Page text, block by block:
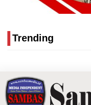
Trending